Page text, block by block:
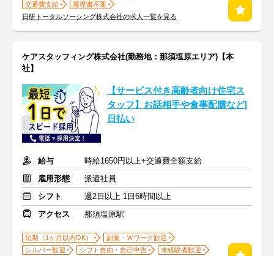
交通費支給
履歴書不要
日研トータルソーシング株式会社の求人一覧を見る
ケアスタッフィング株式会社(勤務地：那須塩原エリア)【本
社】
【サービス付き高齢者向け住宅ス
タッフ】お話相手や食事配膳など|
日払い
給与
時給1650円以上+交通費全額支給
雇用形態
派遣社員
シフト
週2日以上 1日6時間以上
アクセス
那須塩原駅
短期（1ヶ月以内OK）
副業・Ｗワーク歓迎
シルバー歓迎
シフト自由・自己申告
未経験者歓迎